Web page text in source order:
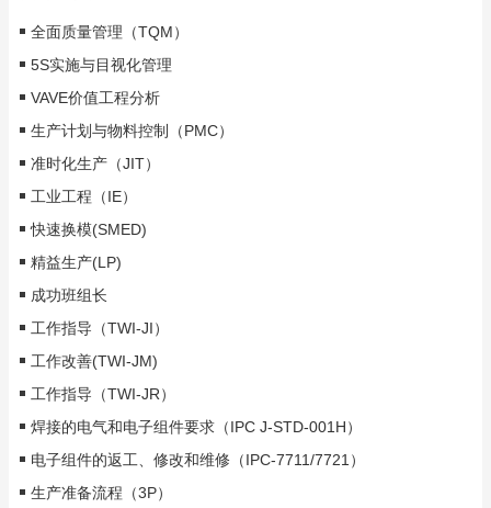
全面质量管理（TQM）
5S实施与目视化管理
VAVE价值工程分析
生产计划与物料控制（PMC）
准时化生产（JIT）
工业工程（IE）
快速换模(SMED)
精益生产(LP)
成功班组长
工作指导（TWI-JI）
工作改善(TWI-JM)
工作指导（TWI-JR）
焊接的电气和电子组件要求（IPC J-STD-001H）
电子组件的返工、修改和维修（IPC-7711/7721）
生产准备流程（3P）